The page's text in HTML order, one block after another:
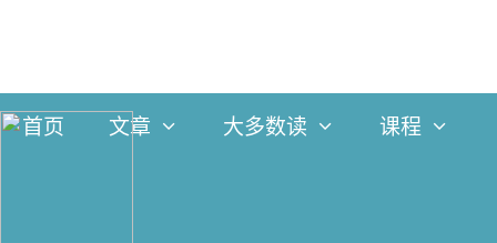
内
容首页 文章 大多数读 课程